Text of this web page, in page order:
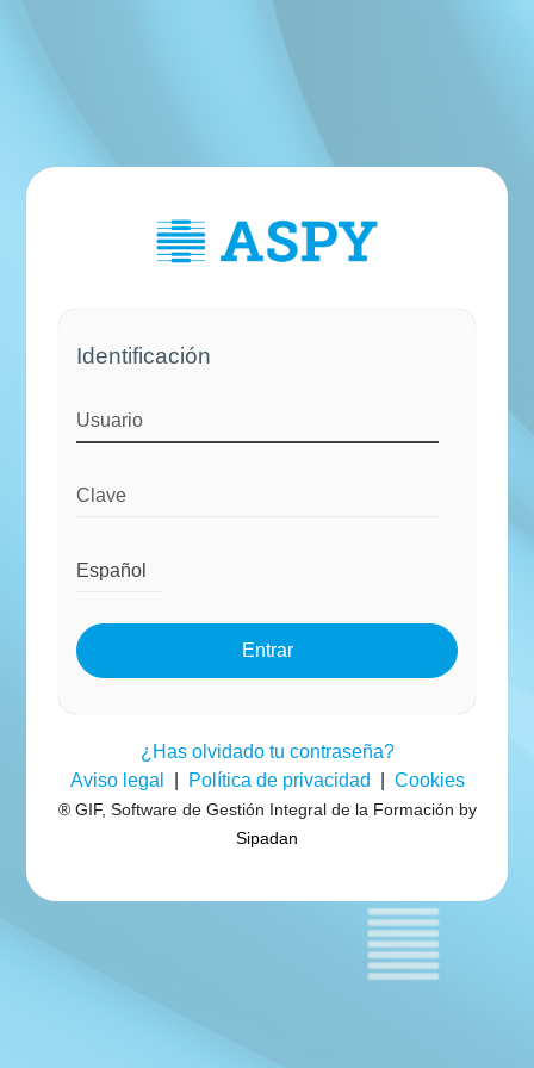
Identificación
Entrar
¿Has olvidado tu contraseña?
Aviso legal
Política de privacidad Cookies
® GIF, Software de Gestión Integral de la Formación by
Sipadan